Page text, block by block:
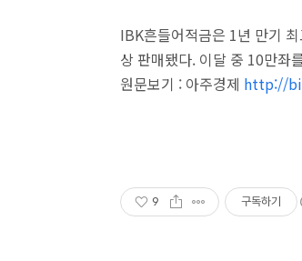
IBK흔들어적금은 1년 만기
상 판매됐다. 이달 중 10만좌
원문보기 : 아주경제 http://
9 구독하기